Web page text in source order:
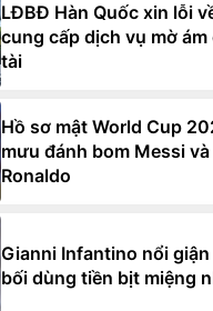
LĐBĐ Hàn Quốc xin lỗi
cung cấp dịch vụ mờ
tài
Hồ sơ mật World Cup
mưu đánh bom Messi
Ronaldo
Gianni Infantino nổi
bối dùng tiền bịt miệng